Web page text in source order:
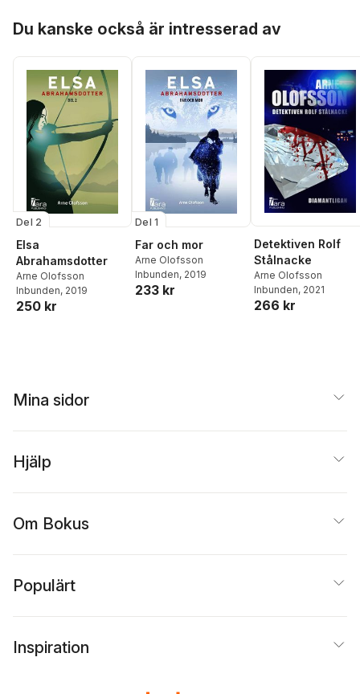
Du kanske också är intresserad av
Del 2
Elsa
Abrahamsdotter
Arne Olofsson
Inbunden, 2019
250 kr
Del 1
Far och mor
Arne Olofsson
Inbunden, 2019
233 kr
Detektiven Rolf
Stålnacke
Arne Olofsson
Inbunden, 2021
266 kr
Mina sidor
Hjälp
Om Bokus
Populärt
Inspiration